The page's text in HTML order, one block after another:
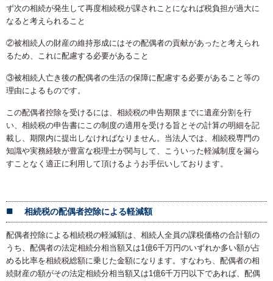
ず次の相続が発生して再度相続税が課されことになれば税負担が過大に
なると考えられること
②被相続人の財産の維持形成にはその配偶者の貢献があったと考えられ
るため、これに配慮する必要があること
③被相続人亡き後の配偶者の生活の保障に配慮する必要があること等の
理由によるものです。
この配偶者控除を受けるには、相続税の申告期限までに遺産分割を行
い、相続税の申告書にこの制度の適用を受ける旨とその計算の明細を記
載し、期限内に提出しなければなりません。当法人では、相続税専門の
知識や実務経験が豊富な税理士が関与して、こういった軽減制度を漏ら
すことなく適正に利用して頂けるようお手伝いしております。
相続税の配偶者控除による軽減額
配偶者控除による相続税の軽減額は、相続人全員の課税価格の合計額の
うち、配偶者の法定相続分相当額又は1億6千万円のいずれか多い額が占
める比率を相続税総額に乗じた金額になります。すなわち、配偶者の相
続財産の額がその法定相続分相当額又は1億6千万円以下であれば、配偶